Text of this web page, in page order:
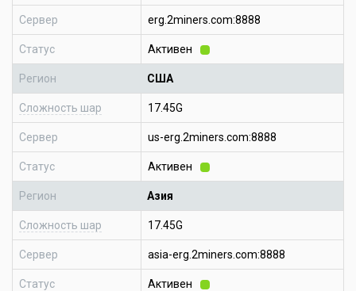
Сервер erg.2miners.com:8888
Статус Активен
Регион США
Сложность шар 17.45G
Сервер us-erg.2miners.com:8888
Статус Активен
Регион Азия
Сложность шар 17.45G
Сервер asia-erg.2miners.com:8888
Статус Активен